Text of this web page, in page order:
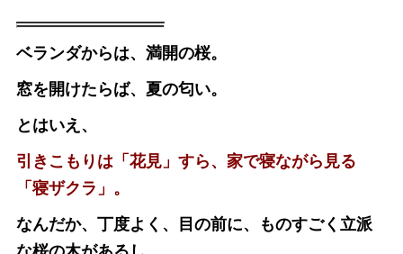
ベランダからは、満開の桜。
窓を開けたらば、夏の匂い。
とはいえ、
引きこもりは「花見」すら、家で寝ながら見る
「寝ザクラ」。
なんだか、丁度よく、目の前に、ものすごく立派